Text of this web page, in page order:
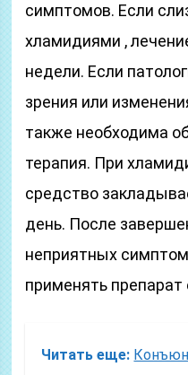
симптомов. Если
хламидиями ,
недели. Если
зрения или
также необходима
терапия. При
средство
день. После
неприятных
применять
Читать еще: